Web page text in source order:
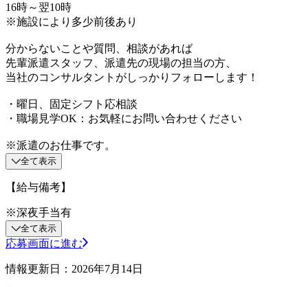
16時～翌10時
※施設により多少前後あり
分からないことや質問、相談があれば
先輩派遣スタッフ、派遣先の現場の担当の方、
当社のコンサルタントがしっかりフォローします！
・曜日、固定シフト応相談
・職場見学OK：お気軽にお問い合わせください
※派遣のお仕事です。
全て表示
【給与備考】
※深夜手当有
全て表示
応募画面に進む
情報更新日：2026年7月14日